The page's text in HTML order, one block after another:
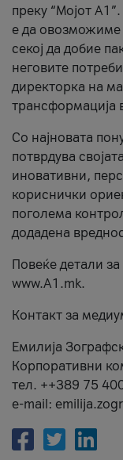
преку “Мојот
е да овозможиме
секој да добие
неговите
директорка на
трансформација
Со најновата
потврдува
иновативни,
кориснички
поголема
додадена
Повеќе детали
www.А1.mk.
Контакт за
Емилија
Корпоративни
тел. ++389 75
e-mail: